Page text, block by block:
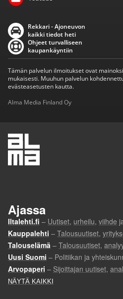
Rekkari - Ajoneuvon
kaikki tiedot heti
Ohjeet turvalliseen
kaupankäyntiin
Tämän palvelun ilmoitukset ovat
mukaisesti. Muuhun palvelun
evästeasetusten kautta.
Alma Media Finland Oy